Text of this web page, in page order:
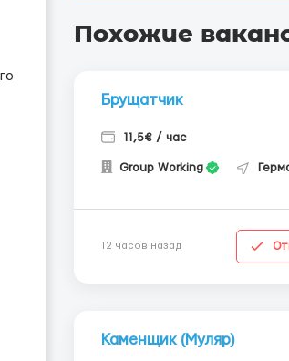
Похожие
Брущатчик
11,5€ / час
Group Working
12 часов назад
Каменщик (Муляр)